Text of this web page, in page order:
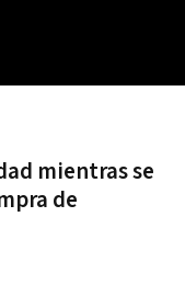
mientras se
de